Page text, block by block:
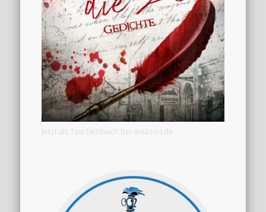
Jetzt als Taschenbuch bei amazon.de